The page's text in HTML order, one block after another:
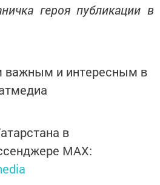
героя публикации в
важным и интересным в
в
MАХ: